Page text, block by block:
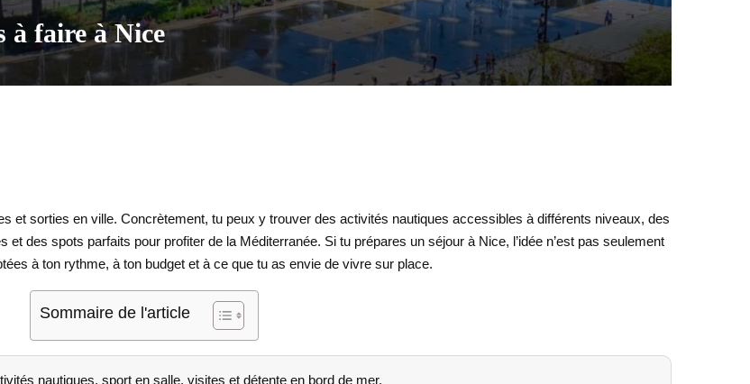
à faire à Nice
et sorties en ville. Concrètement, tu peux y trouver des activités nautiques accessibles à différents niveaux, des
des spots parfaits pour profiter de la Méditerranée. Si tu prépares un séjour à Nice, l’idée n’est pas seulement
à ton rythme, à ton budget et à ce que tu as envie de vivre sur place.
Sommaire de l'article
nautiques, sport en salle, visites et détente en bord de mer.